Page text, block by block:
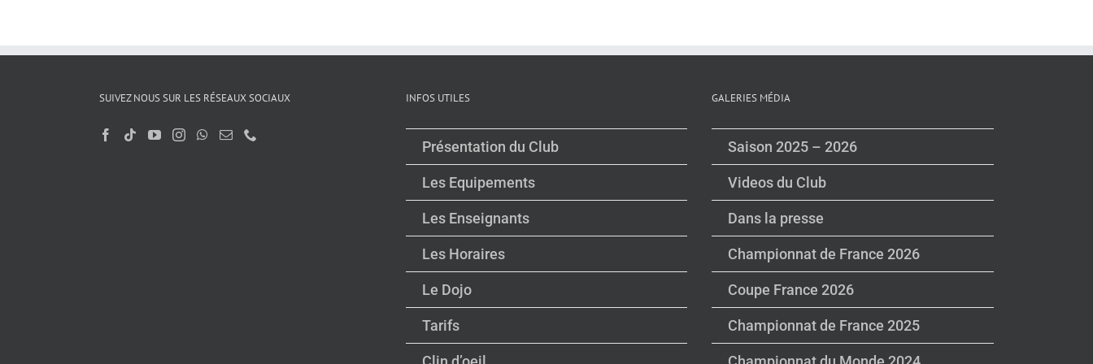
SUIVEZ NOUS SUR LES RÉSEAUX SOCIAUX INFOS UTILES
Présentation du Club
Les Equipements
Les Enseignants
Les Horaires
Le Dojo
Tarifs
GALERIES MÉDIA
Saison 2025 – 2026
Videos du Club
Dans la presse
Championnat de France 2026
Coupe France 2026
Championnat de France 2025